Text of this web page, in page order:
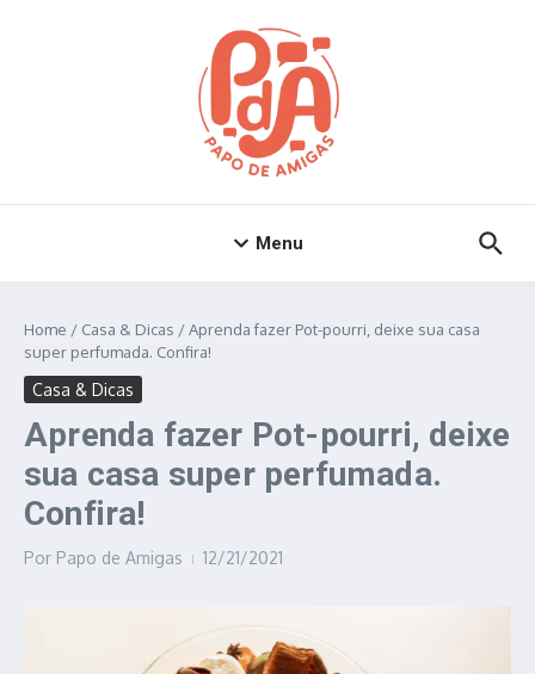
Menu
Home / Casa & Dicas /Aprenda fazer Pot-pourri, deixe sua casa
super perfumada. Confira!
Casa & Dicas
Aprenda fazer Pot-pourri, deixe
sua casa super perfumada.
Confira!
Por Papo de Amigas 12/21/2021